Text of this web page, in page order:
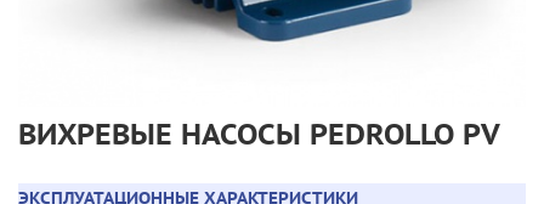
ВИХРЕВЫЕ НАСОСЫ PEDROLLO PV
ЭКСПЛУАТАЦИОННЫЕ ХАРАКТЕРИСТИКИ